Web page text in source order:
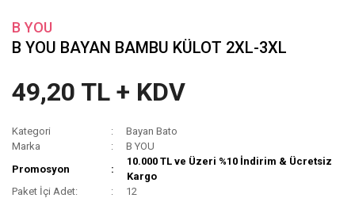
B YOU
B YOU BAYAN BAMBU KÜLOT 2XL-3XL
49,20 TL + KDV
Kategori
Bayan Bato
Marka
B YOU
Promosyon
10.000 TL ve Üzeri %10 İndirim & Ücretsiz
Kargo
Paket İçi Adet:
12